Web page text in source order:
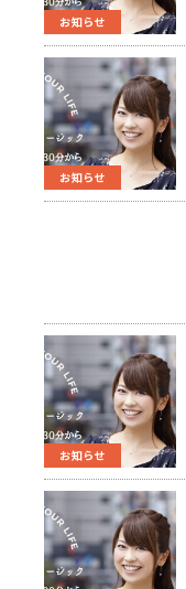
お知らせ
お知らせ
お知らせ